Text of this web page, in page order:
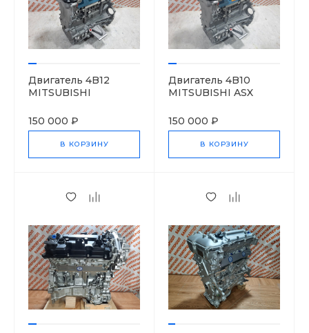
Двигатель 4B12
MITSUBISHI
LWD1050A75
150 000 ₽
В КОРЗИНУ
Двигатель 4B10
MITSUBISHI ASX
150 000 ₽
В КОРЗИНУ